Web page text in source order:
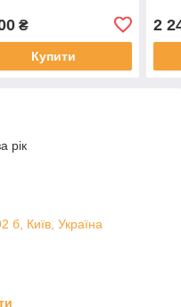
₴
Купити
2
рік
б, Київ, Україна